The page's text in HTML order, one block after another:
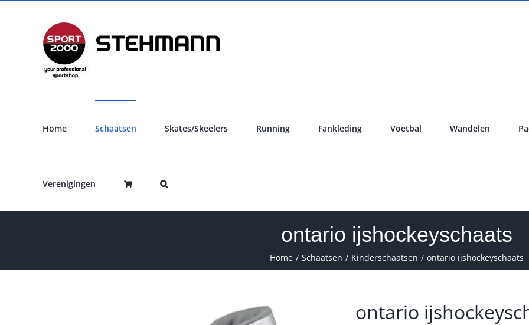
Home Schaatsen Skates/Skeelers Running Fankleding Voetbal Wandelen
Verenigingen
ontario ijshockeyschaats
Home Schaatsen Kinderschaatsen ontario ijshockeyschaats
ontario